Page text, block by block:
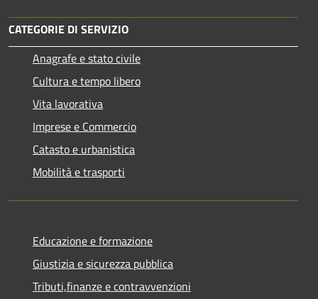
CATEGORIE DI SERVIZIO
Anagrafe e stato civile
Cultura e tempo libero
Vita lavorativa
Imprese e Commercio
Catasto e urbanistica
Mobilità e trasporti
Educazione e formazione
Giustizia e sicurezza pubblica
Tributi,finanze e contravvenzioni